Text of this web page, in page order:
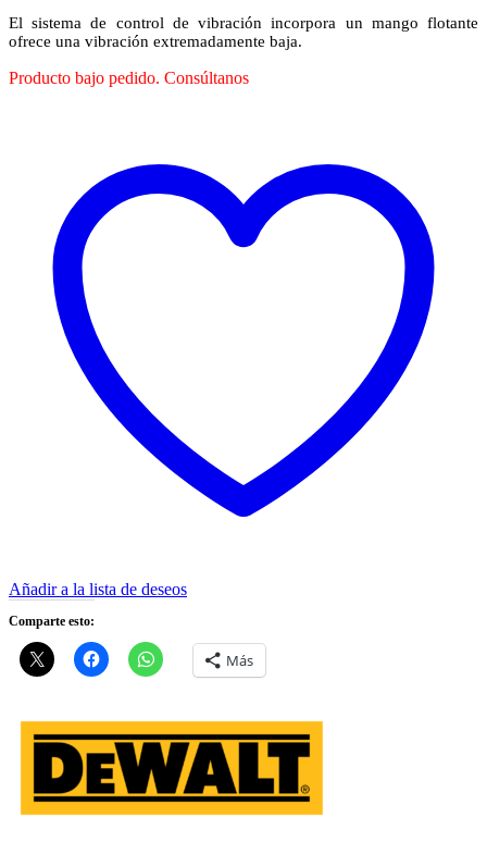
El sistema de control de vibración incorpora un mango flotante
ofrece una vibración extremadamente baja.
Producto bajo pedido. Consúltanos
Añadir a la lista de deseos
Comparte esto:
Más